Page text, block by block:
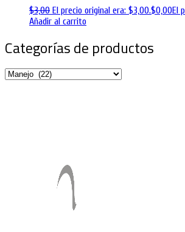
$3,00 El precio original era: $3,00.$0,00El
Añadir al carrito
Categorías de productos